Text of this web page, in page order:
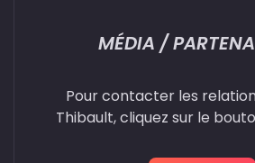
MÉDIA /
Pour contacter les
Thibault, cliquez sur le